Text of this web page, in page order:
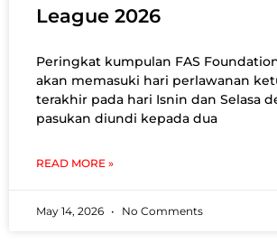
League 2026
Peringkat kumpulan FAS
akan memasuki hari perlawanan
terakhir pada hari Isnin dan Selasa
pasukan diundi kepada dua
READ MORE »
May 14, 2026 No Comments